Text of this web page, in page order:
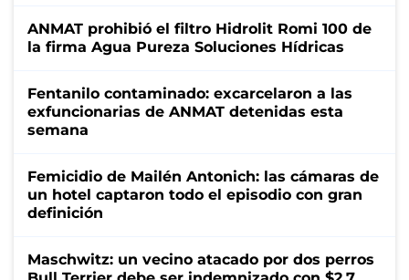
ANMAT prohibió el filtro Hidrolit Romi 100 de
la firma Agua Pureza Soluciones Hídricas
Fentanilo contaminado: excarcelaron a las
exfuncionarias de ANMAT detenidas esta
semana
Femicidio de Mailén Antonich: las cámaras de
un hotel captaron todo el episodio con gran
definición
Maschwitz: un vecino atacado por dos perros